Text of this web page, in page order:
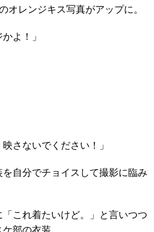
オレンジキス写真がアップに。
よ！」
さないでください！」
自分でチョイスして撮影に臨み
これ着たいけど。」と言いつつ
部の衣装。